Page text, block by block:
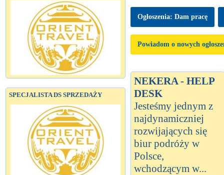
SPECJALISTA DS SPRZEDAŻY
Ogłoszenia: Dam pracę
Powiadom o nowych
NEKERA - HELP
DESK
Jesteśmy jednym z
najdynamiczniej
rozwijających się
biur podróży w
Polsce,
wchodzącym w...